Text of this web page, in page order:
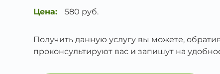
Цена: 580 руб.
Получить данную услугу вы можете,
проконсультируют вас и запишут на